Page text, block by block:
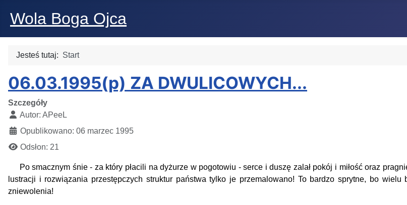
Wola Boga Ojca
Jesteś tutaj: Start
06.03.1995(p) ZA DWULICOWYCH...
Szczegóły
Autor: APeeL
Opublikowano: 06 marzec 1995
Odsłon: 21
Po smacznym śnie - za który płacili na dyżurze w pogotowiu -serce i duszę zalał pokój i miłość oraz
lustracji i rozwiązania przestępczych struktur państwatylko je przemalowano! To bardzo sprytne, bo wielu
zniewolenia!